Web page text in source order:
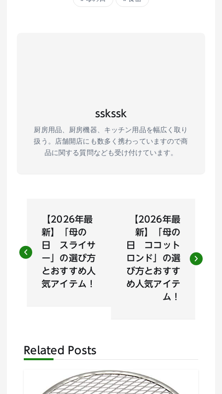
sskssk
厨房用品、厨房機器、キッチン用品を幅広く取り
扱う。店舗開店にも数多く携わっていますので商
品に関する質問なども受け付けています。
ナ
シ
【2026年最
新】「母の
日 スライサ
ー」の選び方
とおすすめ人
気アイテム！
【2026年最
新】「母の
日 ココット
ロンド」の選
び方とおすす
め人気アイテ
ム！
Related Posts